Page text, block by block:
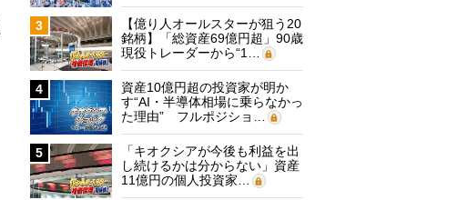
3
【億り人オールスターが狙う20
銘柄】「総資産69億円超」90歳
現役トレーダーから“1…
4
資産10億円超の投資家が明か
す“AI・半導体相場に乗らなかっ
た理由” フルポジショ…
5
「キオクシアが今後も利益を出
し続けるかは分からない」資産
11億円の個人投資家…